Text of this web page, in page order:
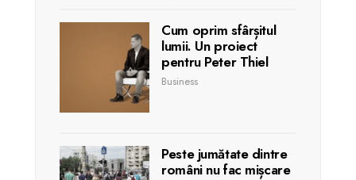
Cum oprim sfârșitul
lumii. Un proiect
pentru Peter Thiel
Business
Peste jumătate dintre
români nu fac mișcare